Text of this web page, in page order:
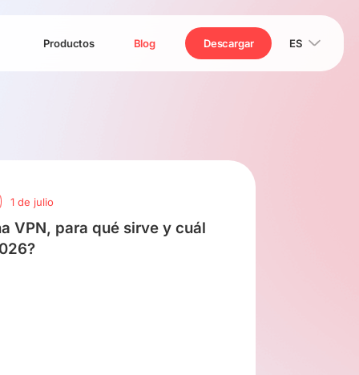
Productos Blog Descargar ES
1 de julio
VPN, para qué sirve y cuál